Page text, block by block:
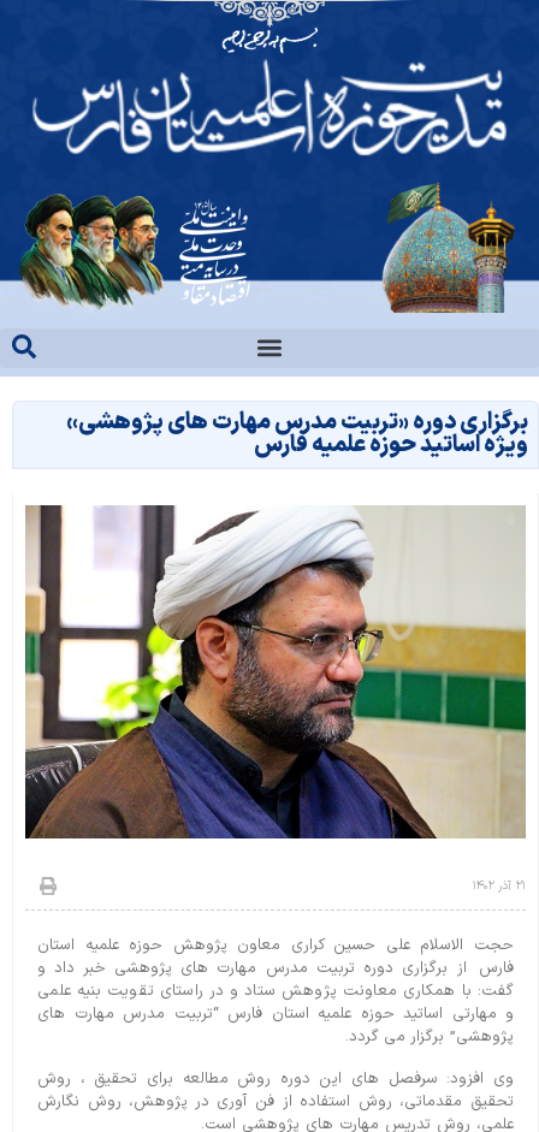
برگزاری دوره «تربیت مدرس مهارت های پژوهشی»
ویژه اساتید حوزه علمیه فارس
۲۱ آذر ۱۴۰۲
حجت الاسلام علی حسین کراری معاون پژوهش حوزه علمیه استان
فارس از برگزاری دوره تربیت مدرس مهارت های پژوهشی خبر داد و
گفت: با همکاری معاونت پژوهش ستاد و در راستای تقویت بنیه علمی
و مهارتی اساتید حوزه علمیه استان فارس “تربیت مدرس مهارت های
پژوهشی” برگزار می گردد.
وی افزود: سرفصل های این دوره روش مطالعه برای تحقیق ، روش
تحقیق مقدماتی، روش استفاده از فن آوری در پژوهش، روش نگارش
علمی، روش تدریس مهارت های پژوهشی است.